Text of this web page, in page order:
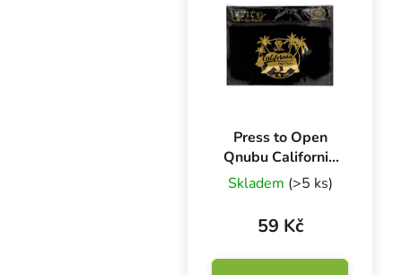
vzduchotěsná dóza z
potravinářského plastu.
Press to Open
Qnubu California
56 g
Skladem (>5 ks)
59 Kč